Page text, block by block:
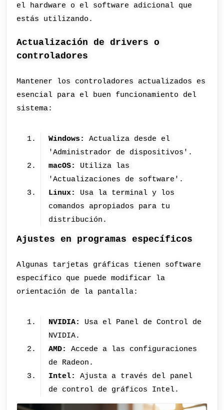
el hardware o el software adicional que
estás utilizando.
Actualización de drivers o
controladores
Mantener los controladores actualizados es
esencial para el buen funcionamiento del
sistema:
Windows:
Actualiza desde el
'Administrador de dispositivos'.
macOS:
Utiliza las
'Actualizaciones de software'.
Linux:
Usa la terminal y los
comandos apropiados para tu
distribución.
Ajustes en programas específicos
Algunas tarjetas gráficas tienen software
específico que puede modificar la
orientación de la pantalla:
NVIDIA:
Usa el Panel de Control de
NVIDIA.
AMD:
Accede a las configuraciones
de Radeon.
Intel:
Ajusta a través del panel
de control de gráficos Intel.